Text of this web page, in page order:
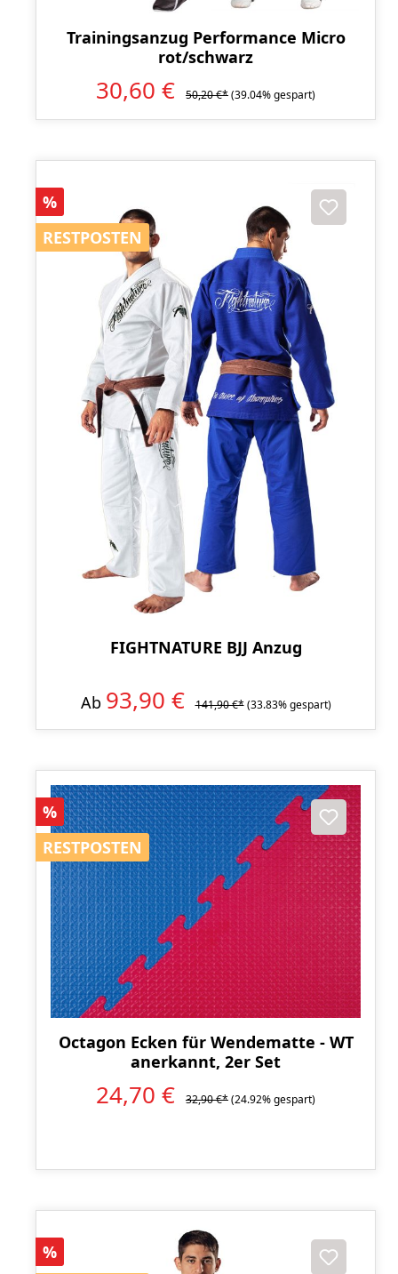
Trainingsanzug Performance Micro
rot/schwarz
30,60 € 50,20 €*(39.04% gespart)
Rabatt
%
RESTPOSTEN
RESTPOSTEN
FIGHTNATURE BJJ Anzug
Ab 93,90 € 141,90 €* (33.83% gespart)
Rabatt
%
RESTPOSTEN
RESTPOSTEN
Octagon Ecken für Wendematte - WT
anerkannt, 2er Set
24,70 € 32,90 €*(24.92% gespart)
Rabatt
%